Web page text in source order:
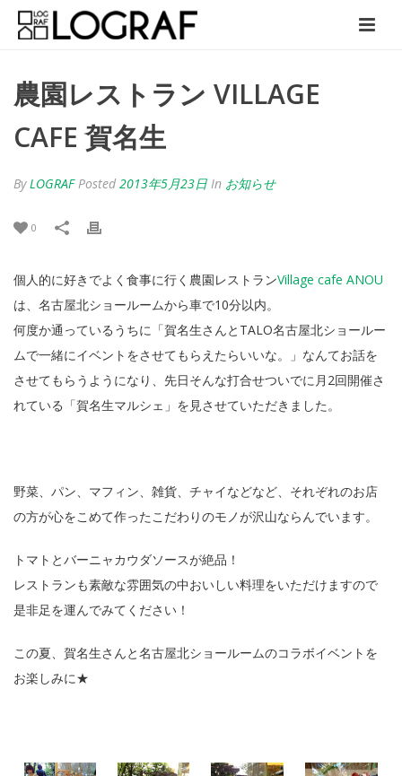
農園レストラン VILLAGE
CAFE 賀名生
ByLOGRAF Posted 2013年5月23日 In お知らせ
0
個人的に好きでよく食事に行く農園レストランVillage cafe ANOU
は、名古屋北ショールームから車で10分以内。
何度か通っているうちに「賀名生さんとTALO名古屋北ショールー
ムで一緒にイベントをさせてもらえたらいいな。」なんてお話を
させてもらうようになり、先日そんな打合せついでに月2回開催さ
れている「賀名生マルシェ」を見させていただきました。
野菜、パン、マフィン、雑貨、チャイなどなど、それぞれのお店
の方が心をこめて作ったこだわりのモノが沢山ならんでいます。
トマトとバーニャカウダソースが絶品！
レストランも素敵な雰囲気の中おいしい料理をいただけますので
是非足を運んでみてください！
この夏、賀名生さんと名古屋北ショールームのコラボイベントを
お楽しみに★